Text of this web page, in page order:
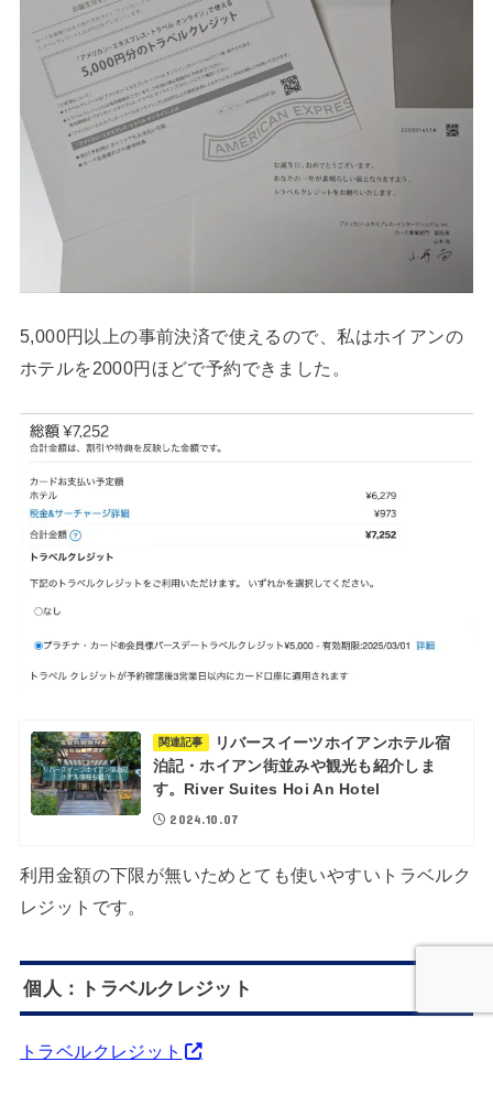
5,000円以上の事前決済で使えるので、私はホイアンの
ホテルを2000円ほどで予約できました。
関連記事
リバースイーツホイアンホテル宿
泊記・ホイアン街並みや観光も紹介しま
す。River Suites Hoi An Hotel
2024.10.07
利用金額の下限が無いためとても使いやすいトラベルク
レジットです。
個人：トラベルクレジット
トラベルクレジット